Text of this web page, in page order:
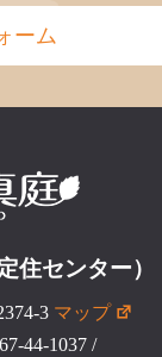
ーム
住センター）
3 マップ
44-1037/